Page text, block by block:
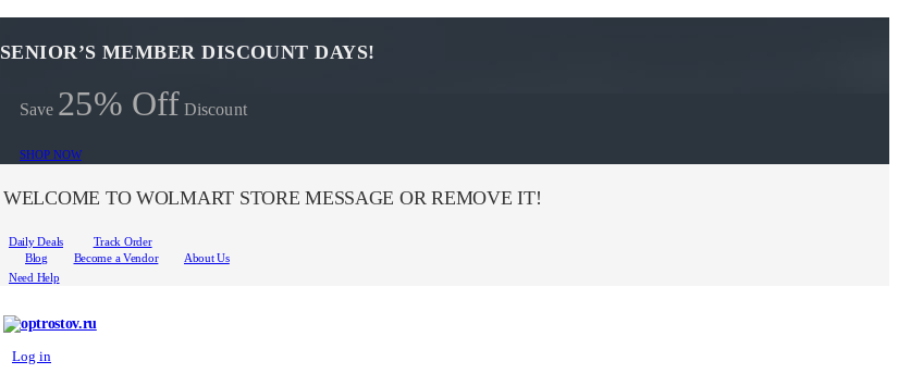
SENIOR’S MEMBER DISCOUNT DAYS!
Save 25% Off Discount
SHOP NOW
WELCOME TO WOLMART STORE MESSAGE OR REMOVE IT!
Daily Deals
Track Order
Blog
Become a Vendor
About Us
Need Help
Log in